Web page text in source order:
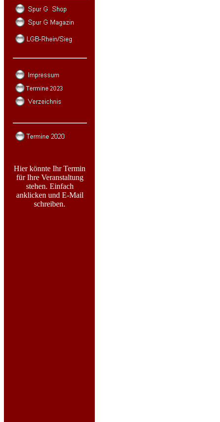
Hier könnte Ihr Termin
für Ihre Veranstaltung
stehen. Einfach
anklicken und E-Mail
schreiben.